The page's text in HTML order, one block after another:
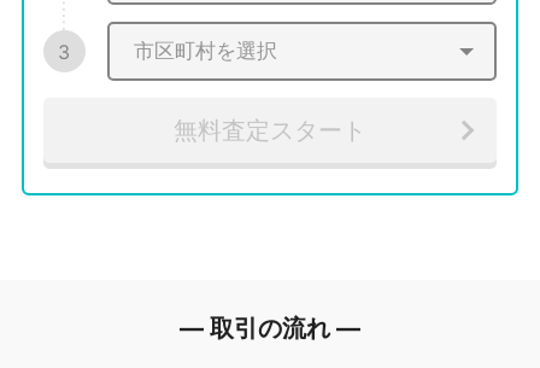
3
無料査定スタート
― 取引の流れ ―